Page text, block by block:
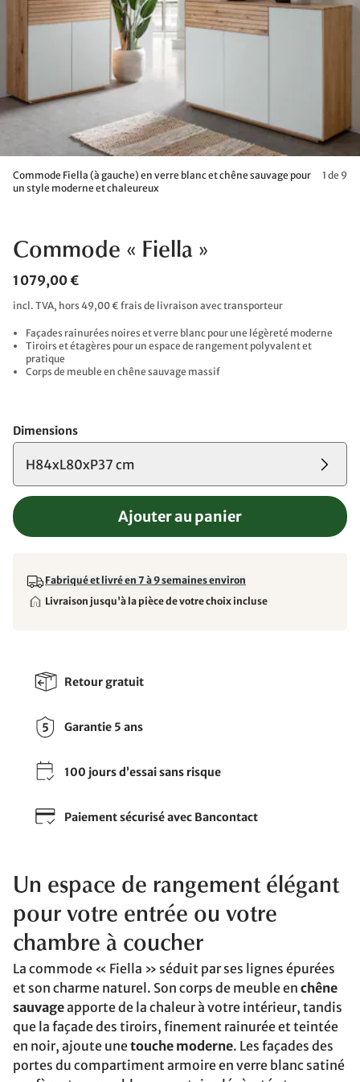
Commode Fiella (à gauche) en verre blanc et chêne sauvage pour
un style moderne et chaleureux
1 de 9
Commode « Fiella »
1 079,00 €
incl. TVA, hors 49,00 € frais de livraison avec transporteur
Façades rainurées noires et verre blanc pour une légèreté moderne
Tiroirs et étagères pour un espace de rangement polyvalent et
pratique
Corps de meuble en chêne sauvage massif
Dimensions
H84xL80xP37 cm
Ajouter au panier
Fabriqué et livré en 7 à 9 semaines environ
Livraison jusqu'à la pièce de votre choix incluse
Retour gratuit
Garantie 5 ans
100 jours d’essai sans risque
Paiement sécurisé avec Bancontact
Un espace de rangement élégant
pour votre entrée ou votre
chambre à coucher
La commode « Fiella » séduit par ses lignes épurées
et son charme naturel. Son corps de meuble en chêne
sauvageapporte de la chaleur à votre intérieur, tandis
que la façade des tiroirs, finement rainurée et teintée
en noir, ajoute unetouche moderne. Les façades des
portes du compartiment armoire en verre blanc satiné